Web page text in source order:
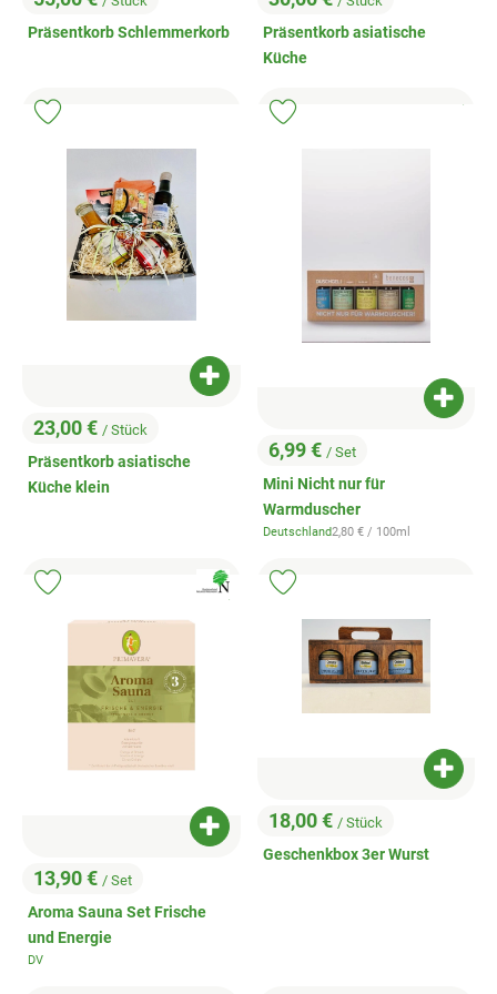
, Preis:
Präsentkorb Schlemmerkorb
, Preis:
Präsentkorb asiatische
Küche
, Preis:
23,00 € / Stück
Präsentkorb asiatische
Küche klein
Produkt zum Warenkorb hinzufügen
, Preis:
6,99 € / Set
Mini Nicht nur für
Warmduscher
, Herkunft:
Deutschland, Referenzpreis:
2,80 € / 100ml
,
.
, Preis:
13,90 € / Set
Aroma Sauna Set Frische
und Energie
, Herkunft:
DV
Produkt zum Warenkorb hinzufügen
, Verband:
Produkt zu Favouriten hinzufügen
, Preis:
18,00 € / Stück
Geschenkbox 3er Wurst